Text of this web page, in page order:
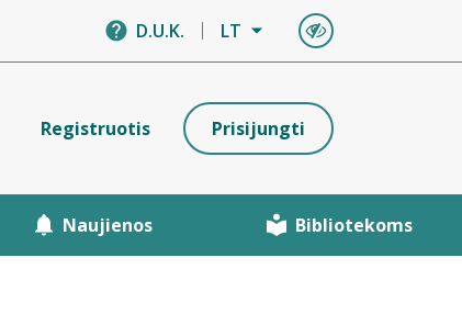
D.U.K. LT
Registruotis Prisijungti
Naujienos Bibliotekoms